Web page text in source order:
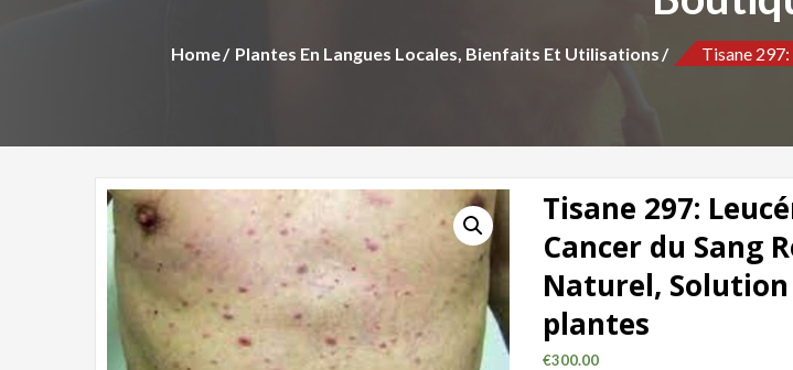
Home Plantes En Langues Locales, Bienfaits Et Utilisations Tisane
Tisane 297:
Cancer du Sang
Naturel,
plantes
€300.00